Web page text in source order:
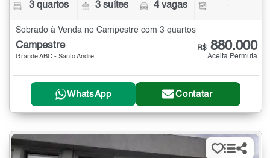
3 quartos 3 suítes 4 vagas -
Sobrado à Venda no Campestre com 3 quartos
Campestre
Grande ABC - Santo André
R$ 880.000
Aceita Permuta
WhatsApp Contatar